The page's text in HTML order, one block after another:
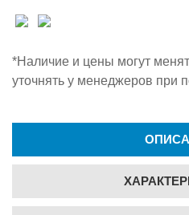
*Наличие и цены могут
уточнять у менеджеров при